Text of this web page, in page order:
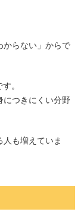
からない」からで
。
につきにくい分野
も増えていま